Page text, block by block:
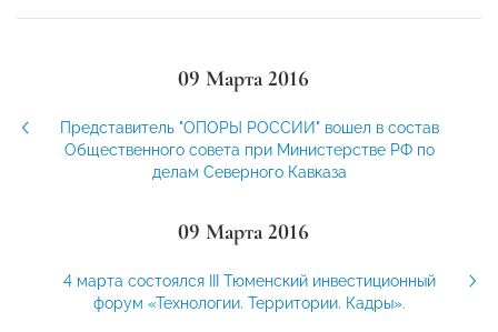
09 Марта 2016
Представитель "ОПОРЫ РОССИИ" вошел в состав
Общественного совета при Министерстве РФ по
делам Северного Кавказа
09 Марта 2016
4 марта состоялся III Тюменский инвестиционный
форум «Технологии. Территории. Кадры».